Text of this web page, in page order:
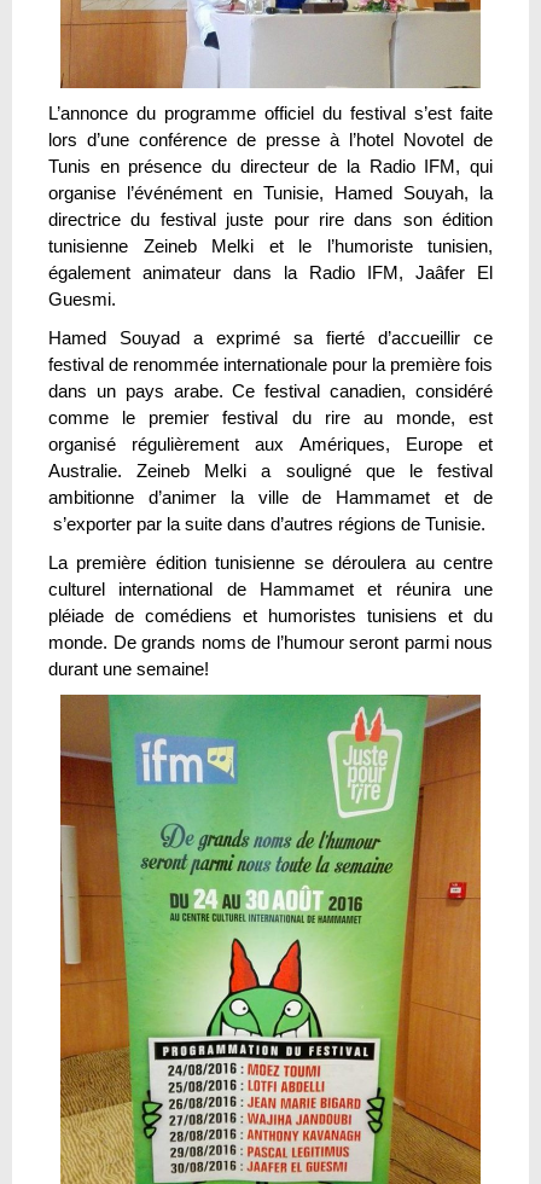
L’annonce du programme officiel du festival s’est faite
lors d’une conférence de presse à l’hotel Novotel de
Tunis en présence du directeur de la Radio IFM, qui
organise l’événément en Tunisie, Hamed Souyah, la
directrice du festival juste pour rire dans son édition
tunisienne Zeineb Melki et le l’humoriste tunisien,
également animateur dans la Radio IFM, Jaâfer El
Guesmi.
Hamed Souyad a exprimé sa fierté d’accueillir ce
festival de renommée internationale pour la première fois
dans un pays arabe. Ce festival canadien, considéré
comme le premier festival du rire au monde, est
organisé régulièrement aux Amériques, Europe et
Australie. Zeineb Melki a souligné que le festival
ambitionne d’animer la ville de Hammamet et de
s’exporter par la suite dans d’autres régions de Tunisie.
La première édition tunisienne se déroulera au centre
culturel international de Hammamet et réunira une
pléiade de comédiens et humoristes tunisiens et du
monde. De grands noms de l’humour seront parmi nous
durant une semaine!